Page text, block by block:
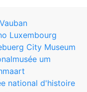
Luxembourg
City Museum
um
national d'histoire